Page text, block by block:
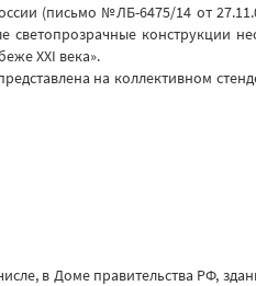
(письмо №ЛБ-6475/14 от
конструкции
ХХI века».
на коллективном
в Доме правительства РФ,